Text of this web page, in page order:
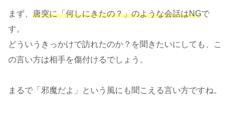
まず、 唐突に「何しにきたの？」のような会話はNGで
す。
どういうきっかけで訪れたのか？を聞きたいにしても、こ
の言い方は相手を傷付けるでしょう。
まるで「邪魔だよ」という風にも聞こえる言い方ですね。